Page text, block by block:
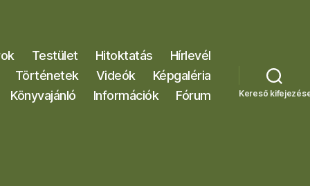
Testület Hitoktatás
Hírlevél
Történetek Videók
Képgaléria
Könyvajánló Információk Fórum Kereső